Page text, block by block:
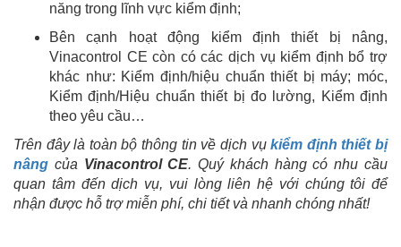
năng trong lĩnh vực kiểm định;
Bên cạnh hoạt động kiểm định thiết bị nâng,
Vinacontrol CE còn có các dịch vụ kiểm định bổ trợ
khác như: Kiểm định/hiệu chuẩn thiết bị máy; móc,
Kiểm định/Hiệu chuẩn thiết bị đo lường, Kiểm định
theo yêu cầu…
Trên đây là toàn bộ thông tin về dịch vụkiểm định thiết bị
nâng của Vinacontrol CE. Quý khách hàng có nhu cầu
quan tâm đến dịch vụ, vui lòng liên hệ với chúng tôi để
nhận được hỗ trợ miễn phí, chi tiết và nhanh chóng nhất!